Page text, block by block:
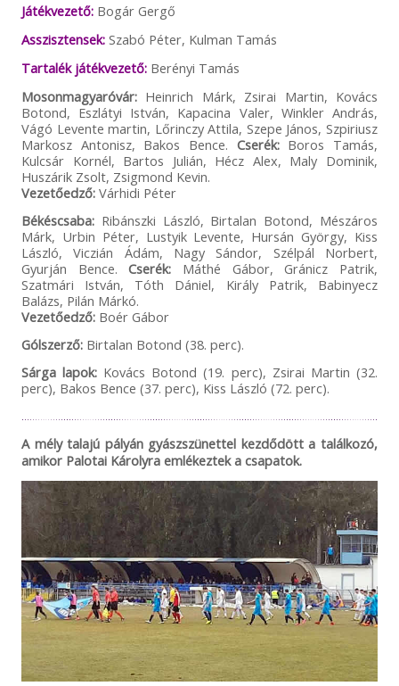
Játékvezető:Bogár Gergő
Asszisztensek:Szabó Péter, Kulman Tamás
Tartalék játékvezető: Berényi Tamás
Mosonmagyaróvár:Heinrich Márk, Zsirai Martin, Kovács
Botond, Eszlátyi István, Kapacina Valer, Winkler András,
Vágó Levente martin, Lőrinczy Attila, Szepe János, Szpiriusz
Markosz Antonisz, Bakos Bence. Cserék:Boros Tamás,
Kulcsár Kornél, Bartos Julián, Hécz Alex, Maly Dominik,
Huszárik Zsolt, Zsigmond Kevin.
Vezetőedző:Várhidi Péter
Békéscsaba:Ribánszki László, Birtalan Botond, Mészáros
Márk, Urbin Péter, Lustyik Levente, Hursán György, Kiss
László, Viczián Ádám, Nagy Sándor, Szélpál Norbert,
Gyurján Bence.Cserék: Máthé Gábor, Gránicz Patrik,
Szatmári István, Tóth Dániel, Király Patrik, Babinyecz
Balázs, Pilán Márkó.
Vezetőedző:Boér Gábor
Gólszerző:Birtalan Botond (38. perc).
Sárga lapok: Kovács Botond (19. perc), Zsirai Martin (32.
perc), Bakos Bence (37. perc), Kiss László (72. perc).
A mély talajú pályán gyászszünettel kezdődött a találkozó,
amikor Palotai Károlyra emlékeztek a csapatok.